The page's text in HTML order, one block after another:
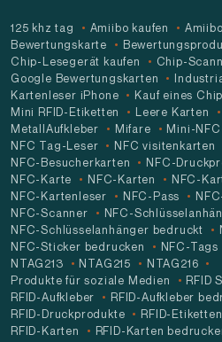
125 khz tag Amiibo kaufen
Bewertungskarte
Chip-Lesegerät kaufen
Chip-
Google Bewertungskarten
Kartenleser iPhone
Kauf eines
Mini RFID-Etiketten
Leere Karten
MetallAufkleber
Mifare Mini-
NFC Tag-Leser
NFC visitenkarten
NFC-Besucherkarten
NFC-
NFC-Karte
NFC-Karten
NFC-
NFC-Kartenleser
NFC-Pass
NFC-Scanner
NFC-
NFC-Schlüsselanhänger bedruckt
NFC-Sticker bedrucken
NFC-Tags
NTAG213
NTAG215
NTAG216
Produkte für soziale Medien
RFID
RFID-Aufkleber
RFID-Aufkleber
RFID-Druckprodukte
RFID-Etiketten
RFID-Karten
RFID-Karten